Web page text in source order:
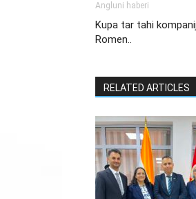
Angluni haberi
Kupa tar tahi
Romen..
RELATED ARTICLES